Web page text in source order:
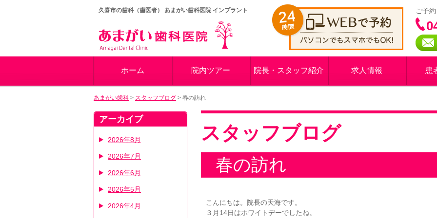
久喜市の歯科（歯医者） あまがい歯科医院 インプラント ご予
ホーム 院内ツアー 院長・スタッフ紹介 求人情報 患
あまがい歯科 > スタッフブログ > 春の訪れ
アーカイブ
2026年8月
2026年7月
2026年6月
2026年5月
2026年4月
スタッフブログ
春の訪れ
こんにちは。院⻑の天海です。
３月14日はホワイトデーでしたね。